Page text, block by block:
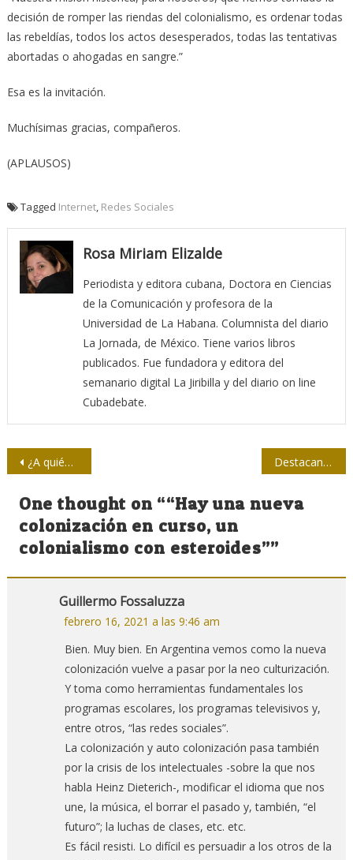
decisión de romper las riendas del colonialismo, es ordenar todas
las rebeldías, todos los actos desesperados, todas las tentativas
abortadas o ahogadas en sangre.”
Esa es la invitación.
Muchísimas gracias, compañeros.
(APLAUSOS)
Tagged Internet, Redes Sociales
Rosa Miriam Elizalde
Periodista y editora cubana, Doctora en Ciencias
de la Comunicación y profesora de la
Universidad de La Habana. Columnista del diario
La Jornada, de México. Tiene varios libros
publicados. Fue fundadora y editora del
semanario digital La Jiribilla y del diario on line
Cubadebate.
Navegación
de
entradas
¿A quiénes debe Cuba complacer? Destacan papel de los medios de comunicación en el enfrentamiento a la COVID-19
One thought on ““Hay una nueva
colonización en curso, un
colonialismo con esteroides””
Guillermo Fossaluzza
febrero 16, 2021 a las 9:46 am
Bien. Muy bien. En Argentina vemos como la nueva
colonización vuelve a pasar por la neo culturización.
Y toma como herramientas fundamentales los
programas escolares, los programas televisivos y,
entre otros, “las redes sociales”.
La colonización y auto colonización pasa también
por la crisis de los intelectuales -sobre la que nos
habla Heinz Dieterich-, modificar el idioma que nos
une, la música, el borrar el pasado y, también, “el
futuro”; la luchas de clases, etc. etc.
Es fácil resisti. Lo difícil es persuadir a los otros de la